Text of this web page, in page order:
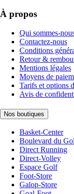
À propos
Qui sommes-
Contactez-nous
Conditions
Retour &
Mentions légales
Moyens de
Tarifs et options
Avis de
Nos boutiques
Basket-Center
Boulevard du
Direct Running
Direct-Volley
Espace Golf
Foot-Store
Galop-Store